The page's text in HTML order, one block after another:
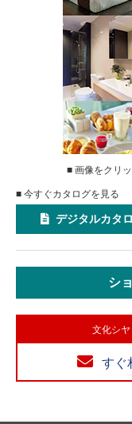
■ 画像をクリ
■ 今すぐカタログを見る
デジタルカタ
シ
文化シ
すぐ